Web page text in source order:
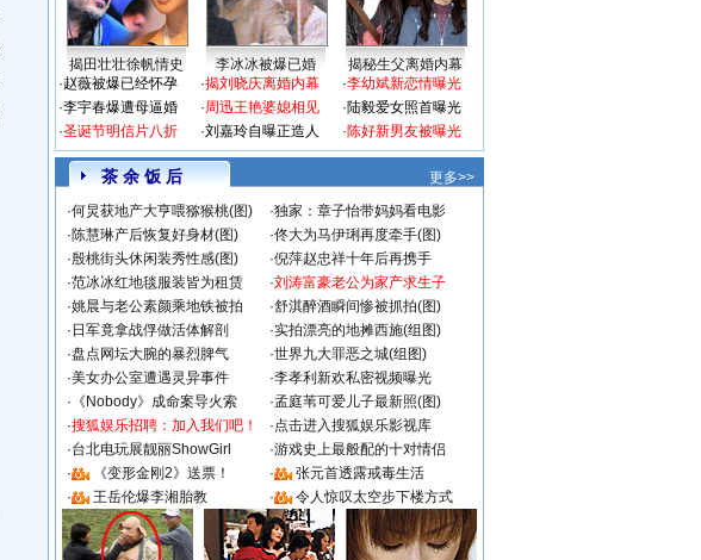
揭田壮壮徐帆情史 李冰冰被爆已婚
揭秘生父离婚内幕
·赵薇被爆已经怀孕
·李宇春爆遭母逼婚
·圣诞节明信片八折
·揭刘晓庆离婚内幕
·周迅王艳婆媳相见
·刘嘉玲自曝正造人
·李幼斌新恋情曝光
·陆毅爱女照首曝光
·陈好新男友被曝光
茶 余 饭 后
更多>>
·何炅获地产大亨喂猕猴桃(图) ·独家：章子怡带妈妈看电影
·陈慧琳产后恢复好身材(图) ·佟大为马伊琍再度牵手(图)
·殷桃街头休闲装秀性感(图) ·倪萍赵忠祥十年后再携手
·范冰冰红地毯服装皆为租赁 ·刘涛富豪老公为家产求生子
·姚晨与老公素颜乘地铁被拍 ·舒淇醉酒瞬间惨被抓拍(图)
· 日军竟拿战俘做活体解剖 ·实拍漂亮的地摊西施(组图)
·盘点网坛大腕的暴烈脾气 ·世界九大罪恶之城(组图)
·美女办公室遭遇灵异事件 ·李孝利新欢私密视频曝光
· 《Nobody》成命案导火索 ·孟庭苇可爱儿子最新照(图)
·搜狐娱乐招聘：加入我们吧！ ·点击进入搜狐娱乐影视库
·台北电玩展靓丽ShowGirl ·游戏史上最般配的十对情侣
·
《变形金刚2》送票！ ·
张元首透露戒毒生活
·
王岳伦爆李湘胎教 · 令人惊叹太空步下楼方式